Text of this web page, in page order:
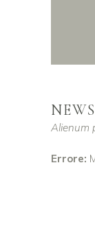
Alienum
Errore: